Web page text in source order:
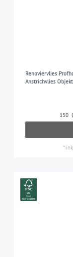
Renoviervlies
Anstrichvlies
150
*